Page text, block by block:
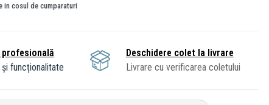
in cosul de cumparaturi
funcționalitate
Deschidere colet la livrare
Livrare cu verificarea coletului